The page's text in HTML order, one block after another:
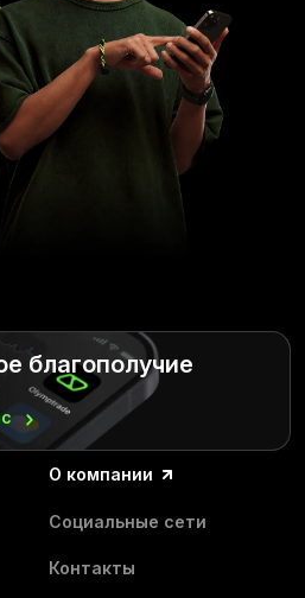
благополучие
О компании
Социальные сети
Контакты